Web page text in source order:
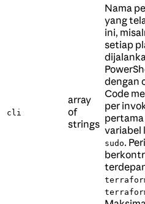
cli
array
of
strings
Nama
yang
ini,
setiap
dengan
Code
per
variabel
sudo.